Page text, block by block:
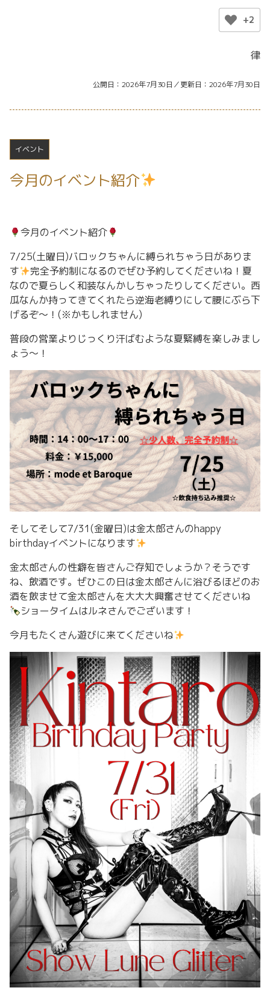
+2
律
公開日 2026年7月30日 更新日 2026年7月30日
今月のイベント紹介
イベント
今月のイベント紹介
7/25(土曜日)バロックちゃんに縛られちゃう日がありま
す
完全予約制になるのでぜひ予約してくださいね！夏
なので夏らしく和装なんかしちゃったりしてください。西
瓜なんか持ってきてくれたら逆海老縛りにして腰にぶら下
げるぞ〜！(※かもしれません)
普段の営業よりじっくり汗ばむような夏緊縛を楽しみまし
ょう〜！
そしてそして7/31(金曜日)は金太郎さんのhappy
birthdayイベントになります
金太郎さんの性癖を皆さんご存知でしょうか？そうです
ね、飲酒です。ぜひこの日は金太郎さんに浴びるほどのお
酒を飲ませて金太郎さんを大大大興奮させてくださいね
ショータイムはルネさんでございます！
今月もたくさん遊びに来てくださいね